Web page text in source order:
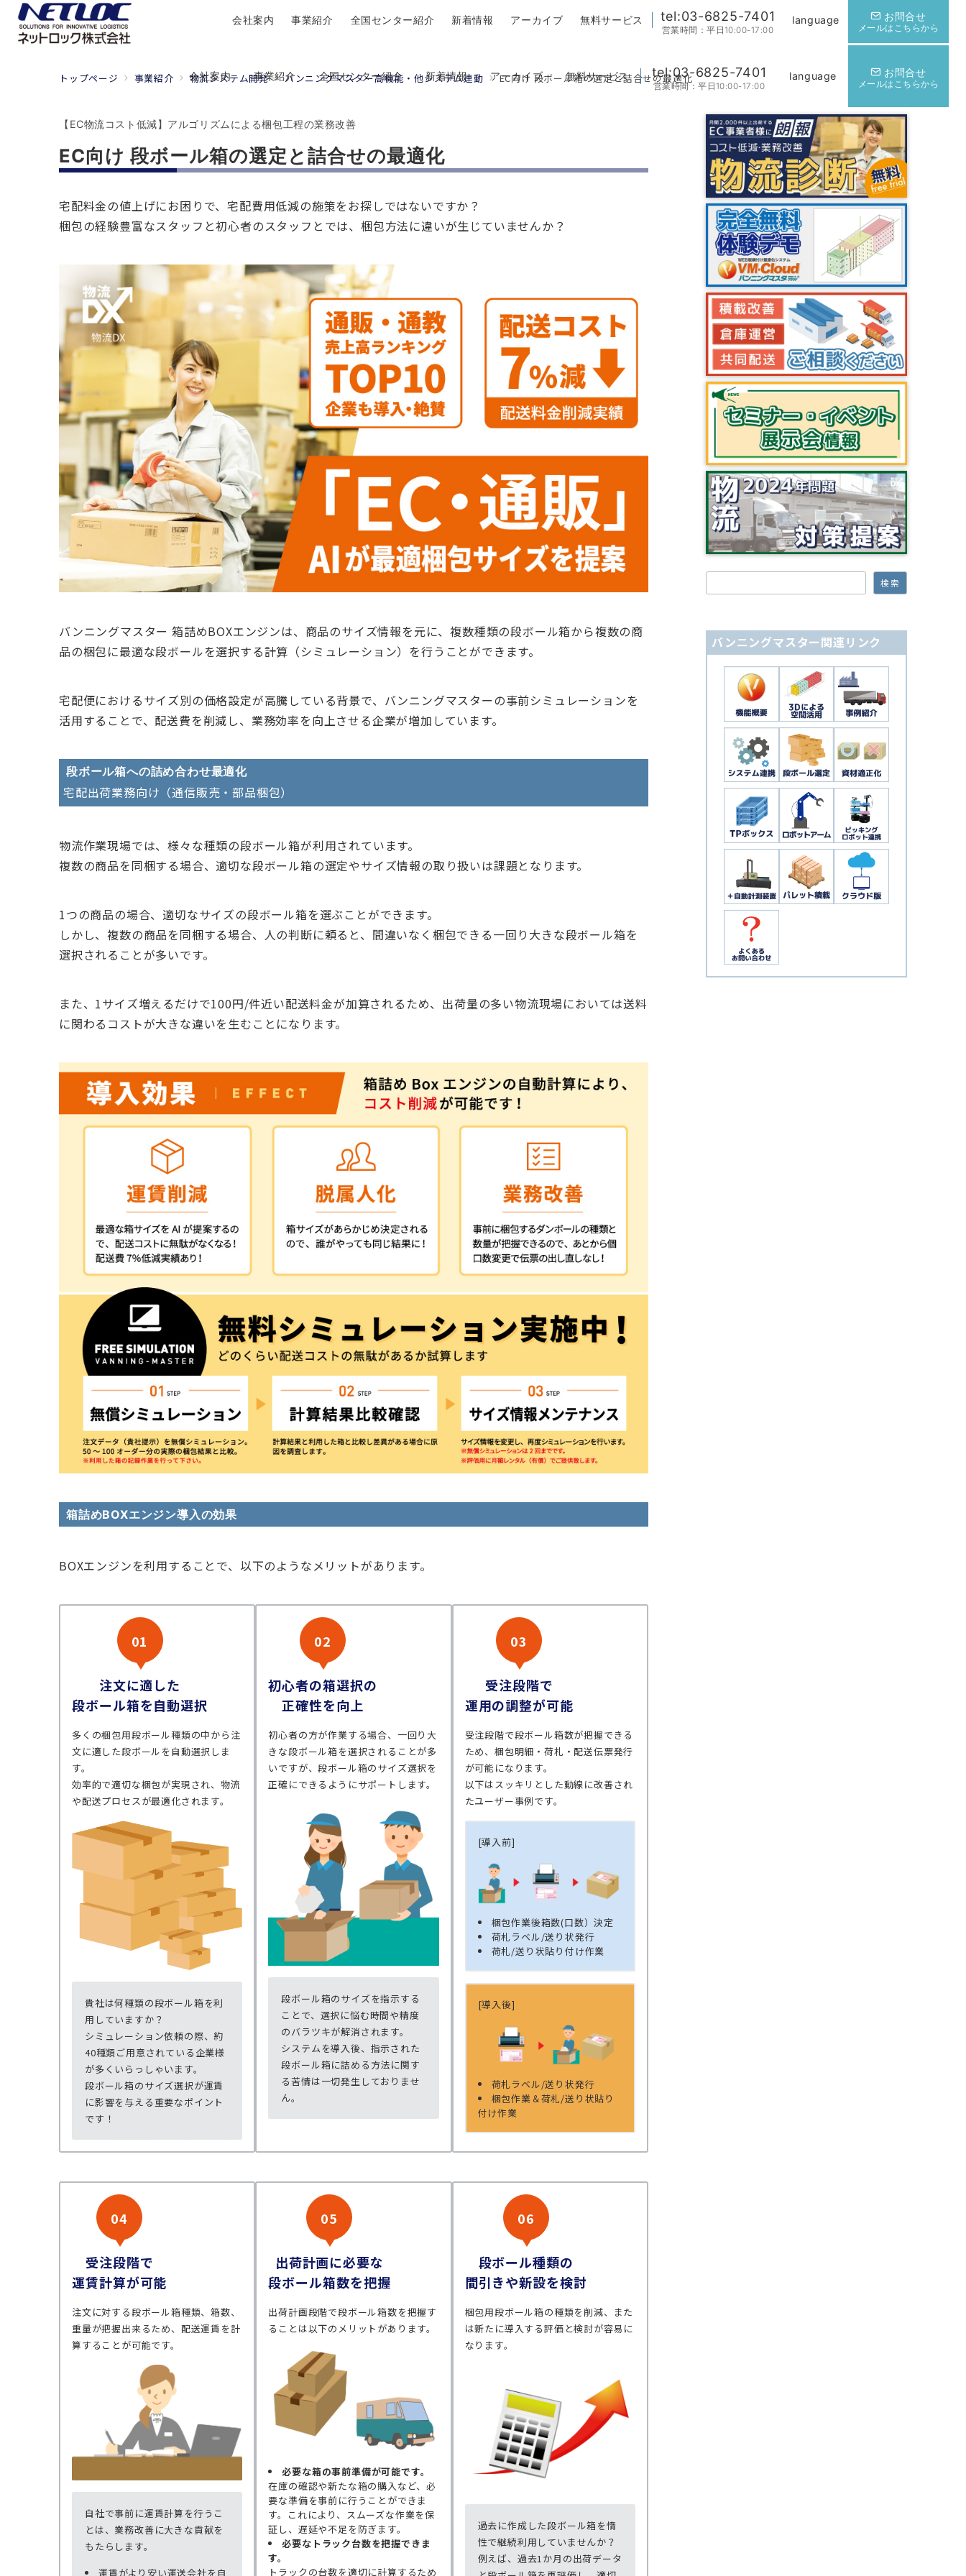
会社案内 事業紹介 全国センター紹介 新着情報 アーカイブ 無料サービス tel:03-6825-7401
営業時間：平日10:00-17:00
language お問合せ
メールはこちらから
会社案内 事業紹介 全国センター紹介 新着情報 アーカイブ 無料サービス tel:03-6825-7401
営業時間：平日10:00-17:00
language お問合せ
メールはこちらから
トップページ 事業紹介 物流システム開発 バンニングマスター高機能・他システム連動 EC向け 段ボール箱の選定と詰合せの最適化
EC向け 段ボール箱の選定と詰合せの最適化
【EC物流コスト低減】アルゴリズムによる梱包工程の業務改善
宅配料金の値上げにお困りで、宅配費用低減の施策をお探しではないですか？
梱包の経験豊富なスタッフと初心者のスタッフとでは、梱包方法に違いが生じていませんか？
バンニングマスター 箱詰めBOXエンジンは、商品のサイズ情報を元に、複数種類の段ボール箱から複数の商
品の梱包に最適な段ボールを選択する計算（シミュレーション）を行うことができます。
宅配便におけるサイズ別の価格設定が高騰している背景で、バンニングマスターの事前シミュレーションを
活用することで、配送費を削減し、業務効率を向上させる企業が増加しています。
段ボール箱への詰め合わせ最適化
宅配出荷業務向け（通信販売・部品梱包）
物流作業現場では、様々な種類の段ボール箱が利用されています。
複数の商品を同梱する場合、適切な段ボール箱の選定やサイズ情報の取り扱いは課題となります。
1つの商品の場合、適切なサイズの段ボール箱を選ぶことができます。
しかし、複数の商品を同梱する場合、人の判断に頼ると、間違いなく梱包できる一回り大きな段ボール箱を
選択されることが多いです。
また、1サイズ増えるだけで100円/件近い配送料金が加算されるため、出荷量の多い物流現場においては送料
に関わるコストが大きな違いを生むことになります。
箱詰めBOXエンジン導入の効果
BOXエンジンを利用することで、以下のようなメリットがあります。
01
注文に適した
段ボール箱を自動選択
多くの梱包用段ボール種類の中から注
文に適した段ボールを自動選択しま
す。
効率的で適切な梱包が実現され、物流
や配送プロセスが最適化されます。
貴社は何種類の段ボール箱を利
用していますか？
シミュレーション依頼の際、約
40種類ご用意されている企業様
が多くいらっしゃいます。
段ボール箱のサイズ選択が運賃
に影響を与える重要なポイント
です！
02
初心者の箱選択の
正確性を向上
初心者の方が作業する場合、一回り大
きな段ボール箱を選択されることが多
いですが、段ボール箱のサイズ選択を
正確にできるようにサポートします。
段ボール箱のサイズを指示する
ことで、選択に悩む時間や精度
のバラツキが解消されます。
システムを導入後、指示された
段ボール箱に詰める方法に関す
る苦情は一切発生しておりませ
ん。
03
受注段階で
運用の調整が可能
受注段階で段ボール箱数が把握できる
ため、梱包明細・荷札・配送伝票発行
が可能になります。
以下はスッキリとした動線に改善され
たユーザー事例です。
[導入前]
梱包作業後箱数(口数）決定
荷札ラベル/送り状発行
荷札/送り状貼り付け作業
[導入後]
荷札ラベル/送り状発行
梱包作業＆荷札/送り状貼り
付け作業
04
受注段階で
運賃計算が可能
注文に対する段ボール箱種類、箱数、
重量が把握出来るため、配送運賃を計
算することが可能です。
自社で事前に運賃計算を行うこ
とは、業務改善に大きな貢献を
もたらします。
運賃がより安い運送会社を自
05
出荷計画に必要な
段ボール箱数を把握
出荷計画段階で段ボール箱数を把握す
ることは以下のメリットがあります。
必要な箱の事前準備が可能です。
在庫の確認や新たな箱の購入など、必
要な準備を事前に行うことができま
す。これにより、スムーズな作業を保
証し、遅延や不足を防ぎます。
必要なトラック台数を把握できま
す。
トラックの台数を適切に計算するため
06
段ボール種類の
間引きや新設を検討
梱包用段ボール箱の種類を削減、また
は新たに導入する評価と検討が容易に
なります。
過去に作成した段ボール箱を惰
性で継続利用していませんか？
例えば、過去1か月の出荷データ
検索
バンニングマスター関連リンク